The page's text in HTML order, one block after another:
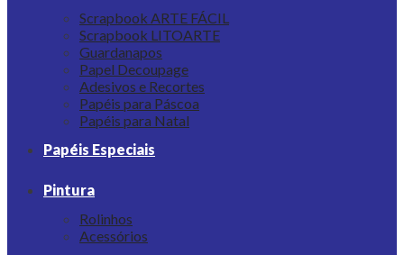
Scrapbook ARTE FÁCIL
Scrapbook LITOARTE
Guardanapos
Papel Decoupage
Adesivos e Recortes
Papéis para Páscoa
Papéis para Natal
Papéis Especiais
Pintura
Rolinhos
Acessórios